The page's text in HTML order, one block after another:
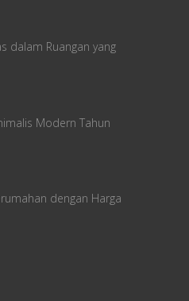
dalam Ruangan yang
Modern Tahun
dengan Harga